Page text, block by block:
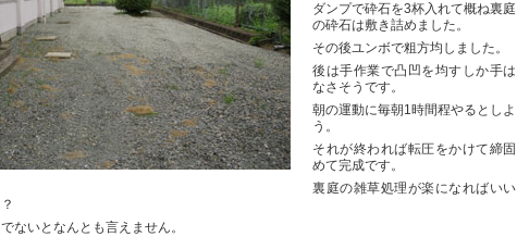
ダンプで砕石を3杯入れて概ね裏庭
の砕石は敷き詰めました。
その後ユンボで粗方均しました。
後は手作業で凸凹を均すしか手は
なさそうです。
朝の運動に毎朝1時間程やるとしよ
う。
それが終われば転圧をかけて締固
めて完成です。
裏庭の雑草処理が楽になればいい
ないとなんとも言えません。